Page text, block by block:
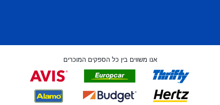
אנו משווים בין כל הספקים המוכרים